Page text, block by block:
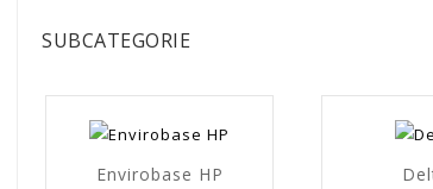
SUBCATEGORIE
Envirobase HP